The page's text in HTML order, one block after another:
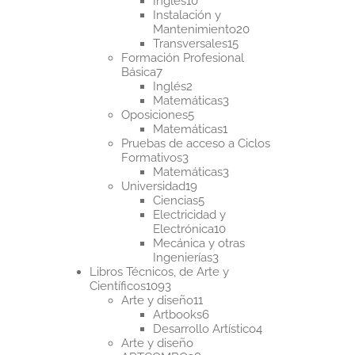
productos
Instalación y
Mantenimiento2020
Transversales1515
productos
Formación Profesional
Básica77
productos
Inglés22
productos
Matemáticas33
Oposiciones55
productos
Matemáticas11
producto
Pruebas de acceso a Ciclos
Formativos33
productos
Matemáticas33
Universidad1919
productos
Ciencias55
productos
Electricidad y
Electrónica1010
productos
Mecánica y otras
Ingenierías33
productos
Libros Técnicos, de Arte y
Científicos10931093
productos
Arte y diseño1111
productos
Artbooks66
productos
Desarrollo Artístico44
Arte y diseño